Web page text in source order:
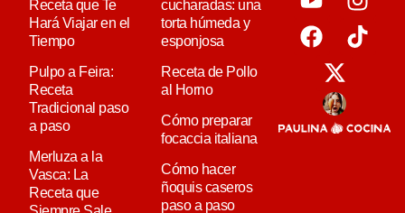
Receta que Te
Hará Viajar en el
Tiempo
Pulpo a Feira:
Receta
Tradicional paso
a paso
Merluza a la
Vasca: La
Receta que
cucharadas: una
torta húmeda y
esponjosa
Receta de Pollo
al Horno
Cómo preparar
focaccia italiana
Cómo hacer
ñoquis caseros
paso a paso